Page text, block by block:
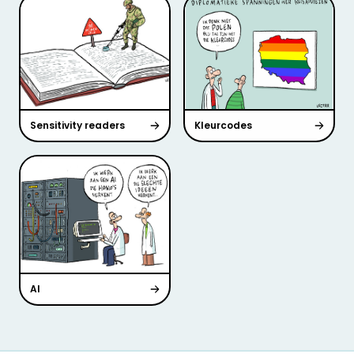
Sensitivity readers Kleurcodes
AI